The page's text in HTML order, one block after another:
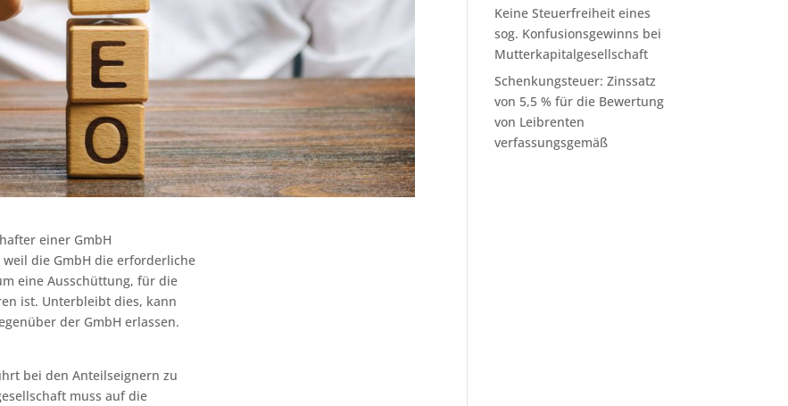
einer GmbH
die GmbH die erforderliche
eine Ausschüttung, für die
ist. Unterbleibt dies, kann
der GmbH erlassen.
bei den Anteilseignern zu
muss auf die
Keine Steuerfreiheit eines
sog. Konfusionsgewinns bei
Mutterkapitalgesellschaft
Schenkungsteuer: Zinssatz
von 5,5 % für die Bewertung
von Leibrenten
verfassungsgemäß